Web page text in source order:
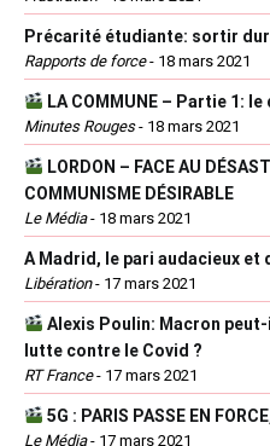
Précarité étudiante: sortir
Rapports de force- 18 mars 2021
LA COMMUNE – Partie 1:
Minutes Rouges- 18 mars 2021
LORDON – FACE AU
COMMUNISME DÉSIRABLE
Le Média- 18 mars 2021
A Madrid, le pari audacieux et
Libération- 17 mars 2021
Alexis Poulin: Macron
lutte contre le Covid ?
RT France- 17 mars 2021
5G : PARIS PASSE EN
Le Média- 17 mars 2021